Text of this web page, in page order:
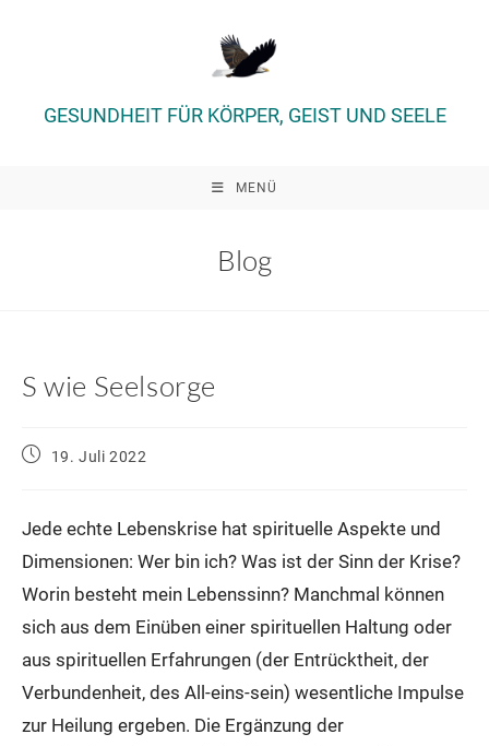
GESUNDHEIT FÜR KÖRPER, GEIST UND SEELE
MENÜ
Blog
S wie Seelsorge
Beitrag19. Juli 2022
Jede echte Lebenskrise hat spirituelle Aspekte und
Dimensionen: Wer bin ich? Was ist der Sinn der Krise?
Worin besteht mein Lebenssinn? Manchmal können
sich aus dem Einüben einer spirituellen Haltung oder
aus spirituellen Erfahrungen (der Entrücktheit, der
Verbundenheit, des All-eins-sein) wesentliche Impulse
zur Heilung ergeben. Die Ergänzung der